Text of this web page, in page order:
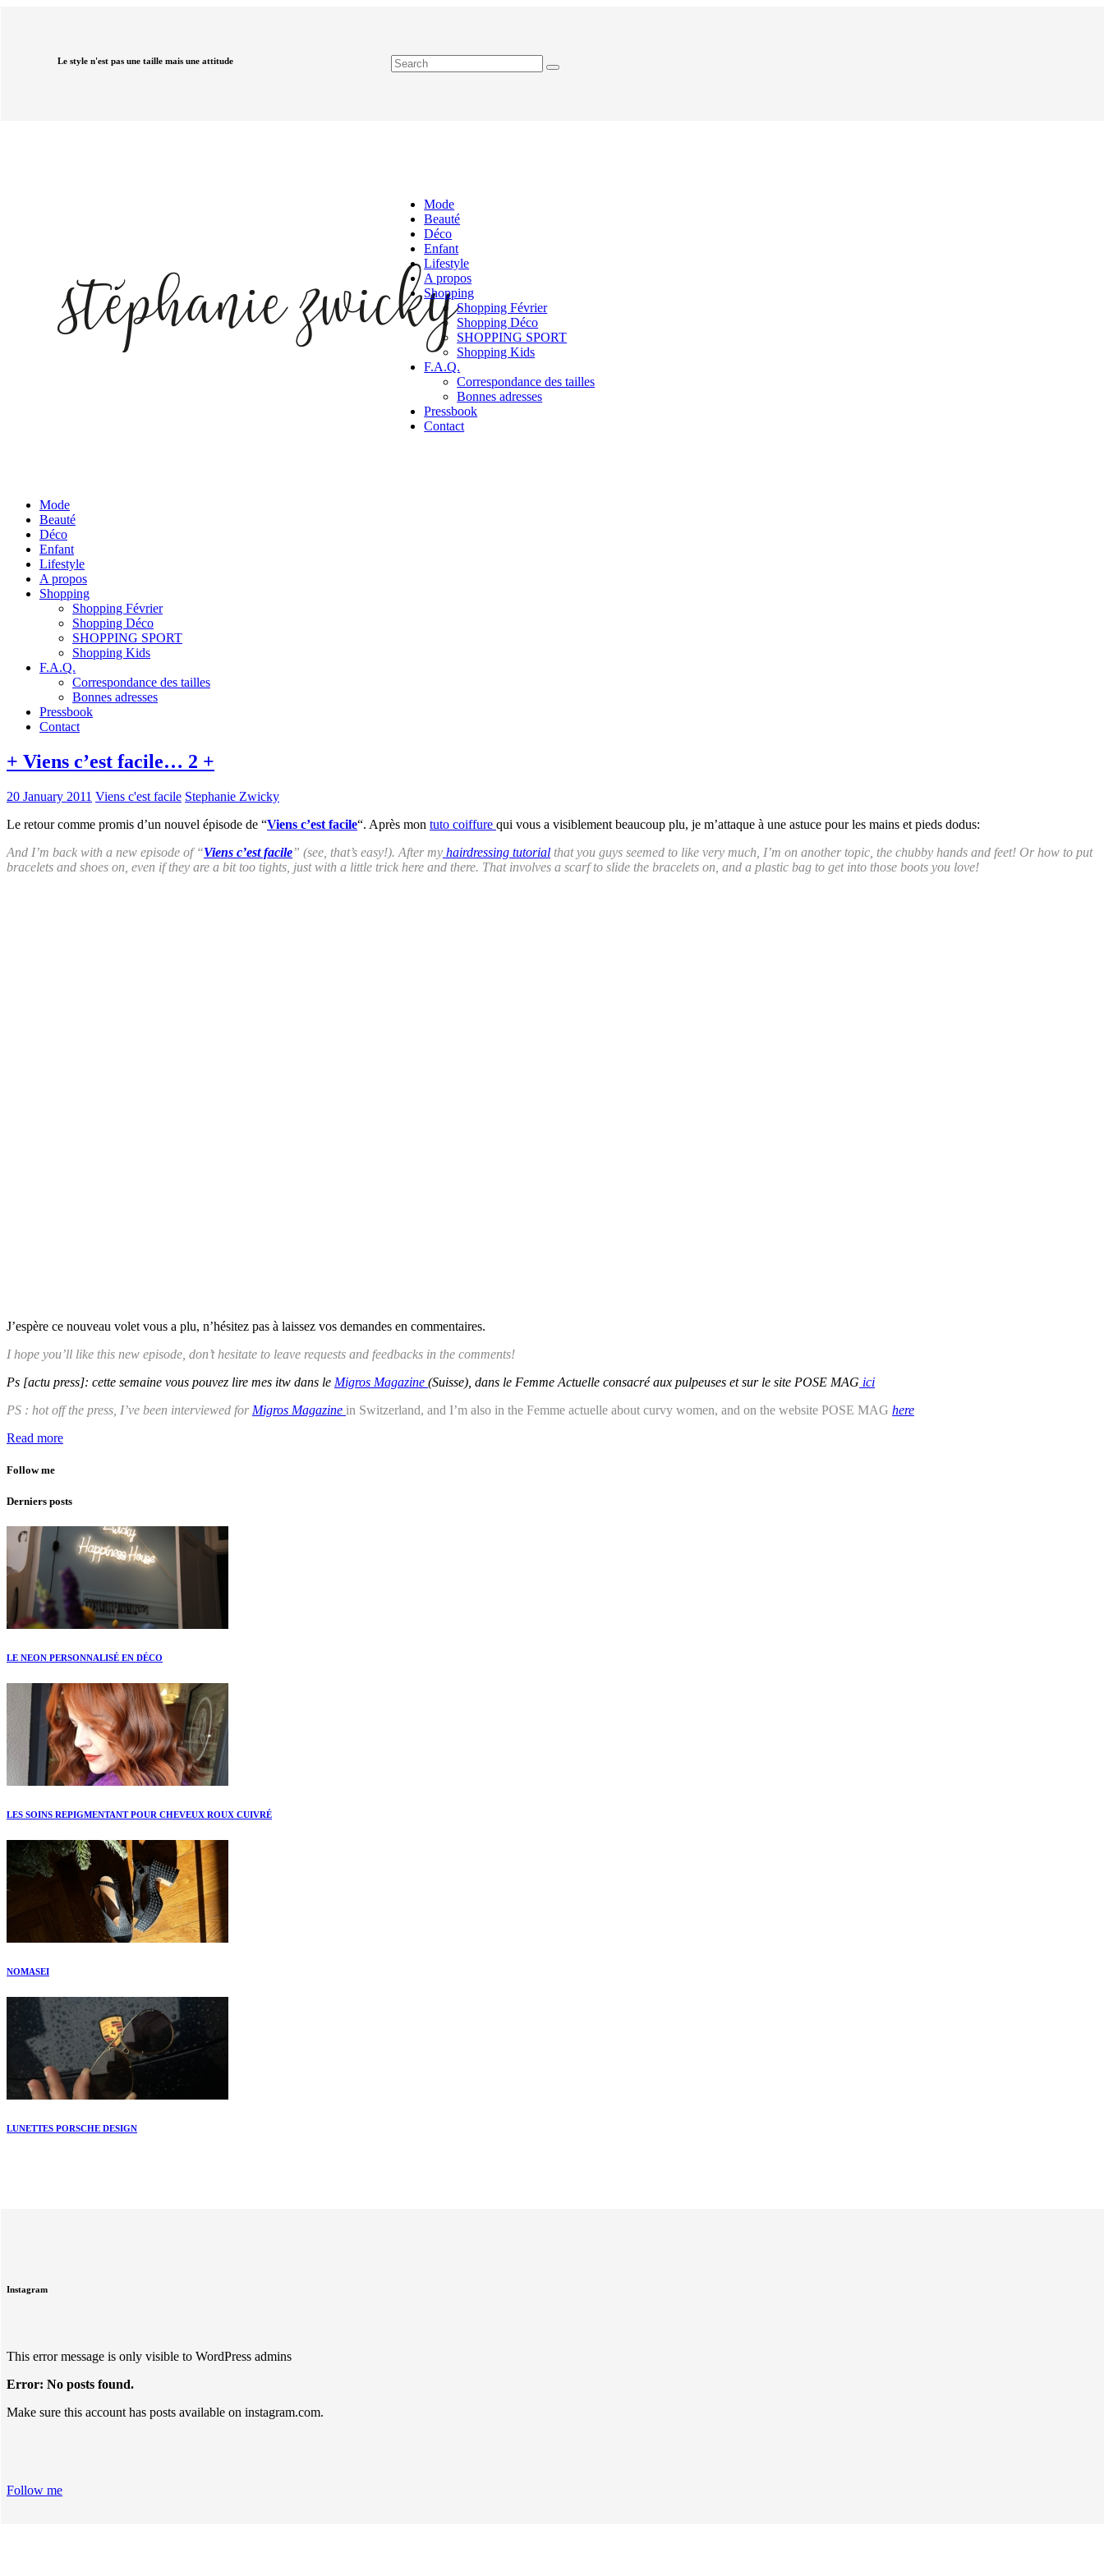
Le style n'est pas une taille mais une attitude
Mode
Beauté
Déco
Enfant
Lifestyle
A propos
Shopping
Shopping Février
Shopping Déco
SHOPPING SPORT
Shopping Kids
F.A.Q.
Correspondance des tailles
Bonnes adresses
Pressbook
Contact
Mode
Beauté
Déco
Enfant
Lifestyle
A propos
Shopping
Shopping Février
Shopping Déco
SHOPPING SPORT
Shopping Kids
F.A.Q.
Correspondance des tailles
Bonnes adresses
Pressbook
Contact
+ Viens c’est facile… 2 +
20 January 2011 Viens c'est facile Stephanie Zwicky
Le retour comme promis d’un nouvel épisode de “Viens c’est facile“. Après mon tuto coiffure qui vous a visiblement beaucoup plu, je m’attaque à une astuce pour les mains et pieds dodus:
And I’m back with a new episode of “Viens c’est facile” (see, that’s easy!). After my hairdressing tutorial that you guys seemed to like very much, I’m on another topic, the chubby hands and feet! Or how to put
bracelets and shoes on, even if they are a bit too tights, just with a little trick here and there. That involves a scarf to slide the bracelets on, and a plastic bag to get into those boots you love!
J’espère ce nouveau volet vous a plu, n’hésitez pas à laissez vos demandes en commentaires.
I hope you’ll like this new episode, don’t hesitate to leave requests and feedbacks in the comments!
Ps [actu press]: cette semaine vous pouvez lire mes itw dans le Migros Magazine (Suisse), dans le Femme Actuelle consacré aux pulpeuses et sur le site POSE MAG ici
PS : hot off the press, I’ve been interviewed for Migros Magazine in Switzerland, and I’m also in the Femme actuelle about curvy women, and on the website POSE MAG here
Read more
Follow me
Derniers posts
LE NEON PERSONNALISÉ EN DÉCO
LES SOINS REPIGMENTANT POUR CHEVEUX ROUX CUIVRÉ
NOMASEI
LUNETTES PORSCHE DESIGN
Instagram
This error message is only visible to WordPress admins
Error: No posts found.
Make sure this account has posts available on instagram.com.
Follow me